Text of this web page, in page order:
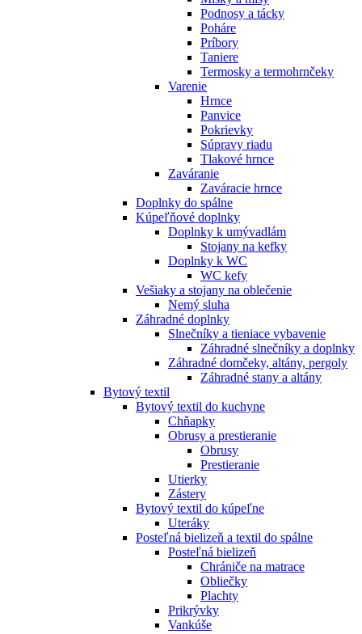
Podnosy a tácky
Poháre
Príbory
Taniere
Termosky a termohrnčeky
Varenie
Hrnce
Panvice
Pokrievky
Súpravy riadu
Tlakové hrnce
Zaváranie
Zaváracie hrnce
Doplnky do spálne
Kúpeľňové doplnky
Doplnky k umývadlám
Stojany na kefky
Doplnky k WC
WC kefy
Vešiaky a stojany na oblečenie
Nemý sluha
Záhradné doplnky
Slnečníky a tieniace vybavenie
Záhradné slnečníky a doplnky
Záhradné domčeky, altány, pergoly
Záhradné stany a altány
Bytový textil
Bytový textil do kuchyne
Chňapky
Obrusy a prestieranie
Obrusy
Prestieranie
Utierky
Zástery
Bytový textil do kúpeľne
Uteráky
Posteľná bielizeň a textil do spálne
Posteľná bielizeň
Chrániče na matrace
Obliečky
Plachty
Prikrývky
Vankúše